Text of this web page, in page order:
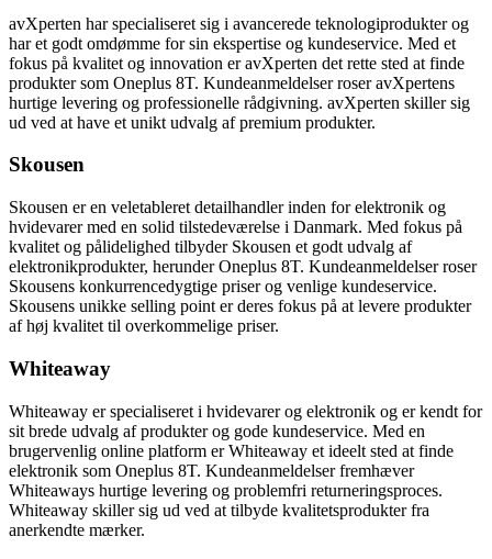
avXperten har specialiseret sig i avancerede teknologiprodukter og
har et godt omdømme for sin ekspertise og kundeservice. Med et
fokus på kvalitet og innovation er avXperten det rette sted at finde
produkter som Oneplus 8T. Kundeanmeldelser roser avXpertens
hurtige levering og professionelle rådgivning. avXperten skiller sig
ud ved at have et unikt udvalg af premium produkter.
Skousen
Skousen er en veletableret detailhandler inden for elektronik og
hvidevarer med en solid tilstedeværelse i Danmark. Med fokus på
kvalitet og pålidelighed tilbyder Skousen et godt udvalg af
elektronikprodukter, herunder Oneplus 8T. Kundeanmeldelser roser
Skousens konkurrencedygtige priser og venlige kundeservice.
Skousens unikke selling point er deres fokus på at levere produkter
af høj kvalitet til overkommelige priser.
Whiteaway
Whiteaway er specialiseret i hvidevarer og elektronik og er kendt for
sit brede udvalg af produkter og gode kundeservice. Med en
brugervenlig online platform er Whiteaway et ideelt sted at finde
elektronik som Oneplus 8T. Kundeanmeldelser fremhæver
Whiteaways hurtige levering og problemfri returneringsproces.
Whiteaway skiller sig ud ved at tilbyde kvalitetsprodukter fra
anerkendte mærker.